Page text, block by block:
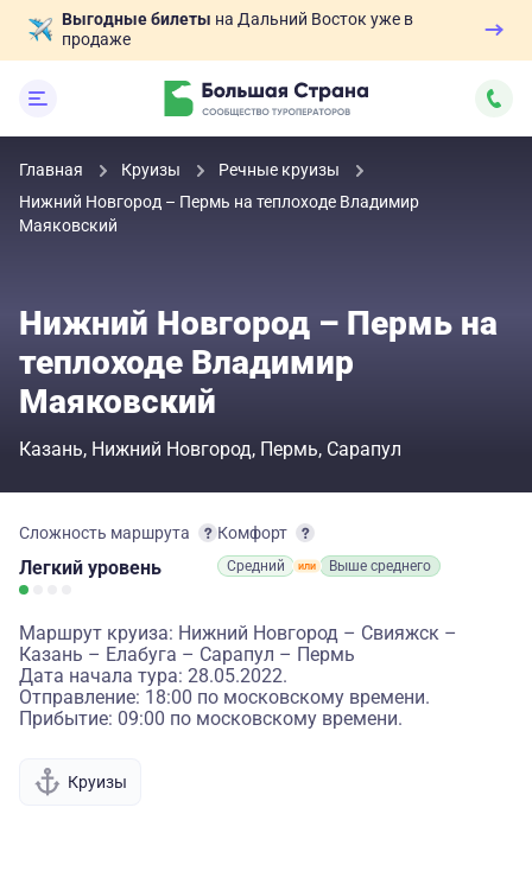
Выгодные билеты на Дальний Восток уже в
продаже
Главная Круизы
Речные круизы
Нижний Новгород – Пермь на теплоходе Владимир
Маяковский
Нижний Новгород – Пермь на
теплоходе Владимир
Маяковский
Казань Нижний Новгород Пермь Сарапул
Сложность маршрута
Легкий уровень
Комфорт
Средний Выше среднего
Маршрут круиза: Нижний Новгород – Свияжск –
Казань – Елабуга – Сарапул – Пермь
Дата начала тура: 28.05.2022.
Отправление: 18:00 по московскому времени.
Прибытие: 09:00 по московскому времени.
Круизы